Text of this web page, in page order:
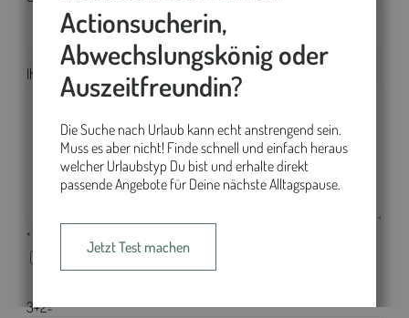
Bad Ditzenbach
Ihre Nachricht an mich*
* Pflichtfeld
Ich habe die Informationen zum
bin damit einverstanden.
3+2=
Actionsucherin,
Abwechslungskönig oder
Auszeitfreundin?
Die Suche nach Urlaub kann echt anstrengend sein.
Muss es aber nicht! Finde schnell und einfach heraus
welcher Urlaubstyp Du bist und erhalte direkt
passende Angebote für Deine nächste Alltagspause.
Jetzt Test machen